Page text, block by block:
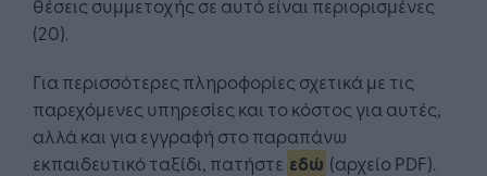
θέσεις συμμετοχής σε αυτό είναι περιορισμένες
(20).
Για περισσότερες πληροφορίες σχετικά με τις
παρεχόμενες υπηρεσίες και το κόστος για αυτές,
αλλά και για εγγραφή στο παραπάνω
εκπαιδευτικό ταξίδι, πατήστε εδώ (αρχείο PDF).